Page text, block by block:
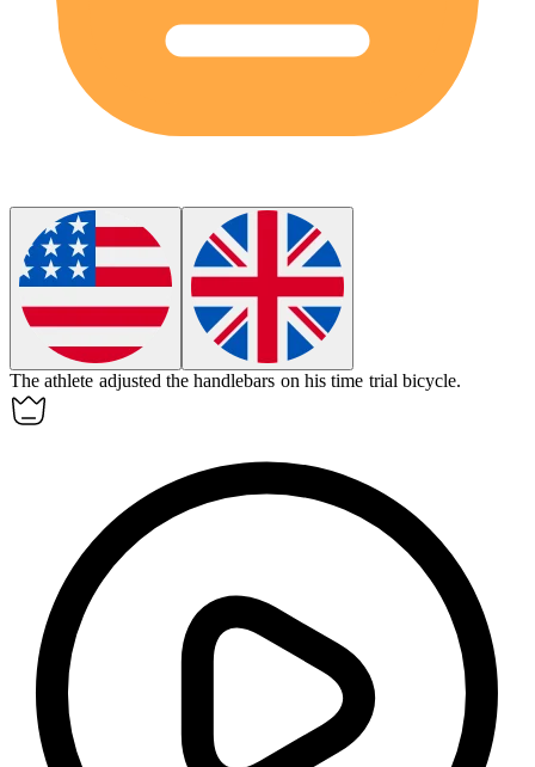
The athlete adjusted the handlebars on histime trial bicycle.